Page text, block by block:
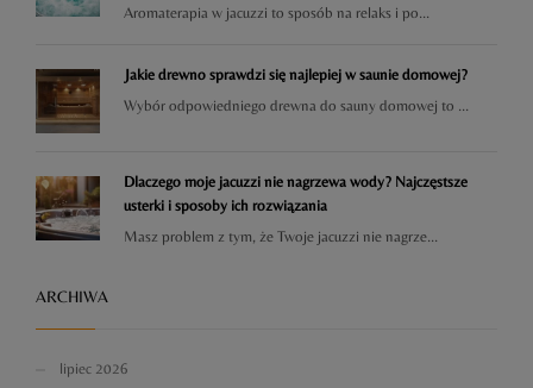
Aromaterapia w jacuzzi to sposób na relaks i po...
Jakie drewno sprawdzi się najlepiej w saunie domowej?
Wybór odpowiedniego drewna do sauny domowej to ...
Dlaczego moje jacuzzi nie nagrzewa wody? Najczęstsze
usterki i sposoby ich rozwiązania
Masz problem z tym, że Twoje jacuzzi nie nagrze...
ARCHIWA
lipiec 2026